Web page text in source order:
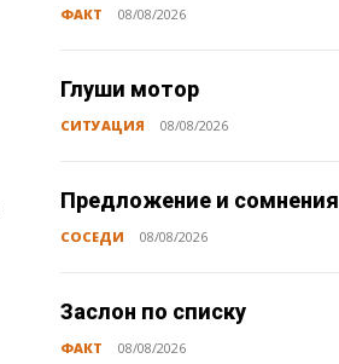
ФАКТ 08/08/2026
Глуши мотор
СИТУАЦИЯ 08/08/2026
Предложение и сомнения
СОСЕДИ 08/08/2026
Заслон по списку
ФАКТ 08/08/2026